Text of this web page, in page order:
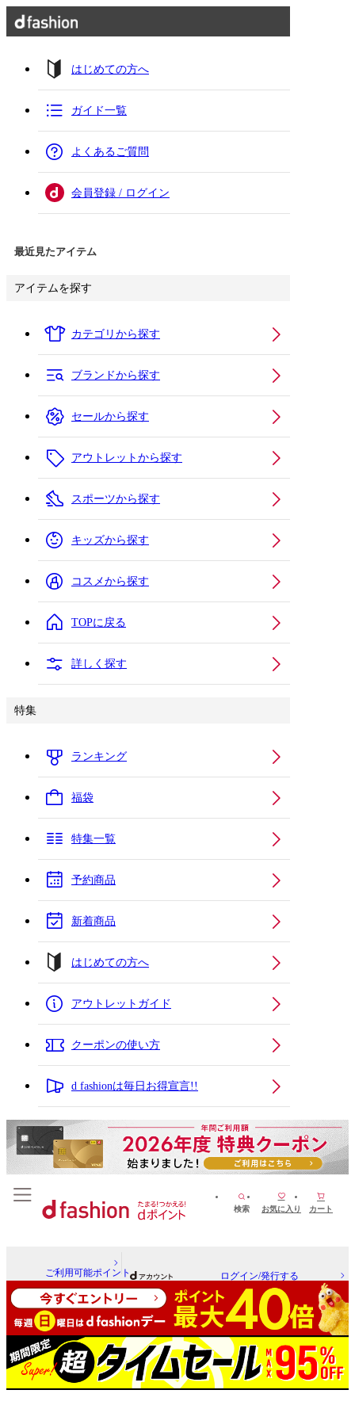
はじめての方へ
ガイド一覧
よくあるご質問
会員登録 / ログイン
最近見たアイテム
アイテムを探す
カテゴリから探す
ブランドから探す
セールから探す
アウトレットから探す
スポーツから探す
キッズから探す
コスメから探す
TOPに戻る
詳しく探す
特集
ランキング
福袋
特集一覧
予約商品
新着商品
はじめての方へ
アウトレットガイド
クーポンの使い方
d fashionは毎日お得宣言!!
検索 お気に入り カート
ご利用可能ポイント ログイン/発行する